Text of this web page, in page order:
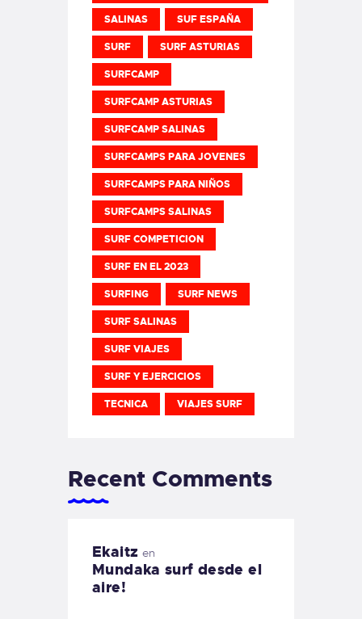
SALINAS SUF ESPAÑA
SURF SURF ASTURIAS
SURFCAMP
SURFCAMP ASTURIAS
SURFCAMP SALINAS
SURFCAMPS PARA JOVENES
SURFCAMPS PARA NIÑOS
SURFCAMPS SALINAS
SURF COMPETICION
SURF EN EL 2023
SURFING SURF NEWS
SURF SALINAS
SURF VIAJES
SURF Y EJERCICIOS
TECNICA VIAJES SURF
Recent Comments
Ekaitz en
Mundaka surf desde el
aire!